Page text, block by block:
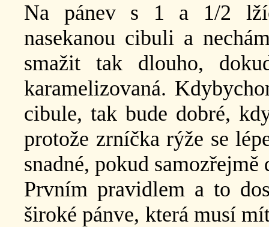
Na pánev s 1 a 1/2
nasekanou cibuli a
smažit tak dlouho,
karamelizovaná.
cibule, tak bude dobré,
protože zrníčka rýže se
snadné, pokud
Prvním pravidlem a to
široké pánve, která musí